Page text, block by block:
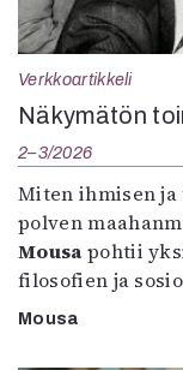
Verkkoartikkeli
Näkymätön
2–3/2026
Miten ihmisen
polven
Mousa pohtii
filosofien ja
Mousa